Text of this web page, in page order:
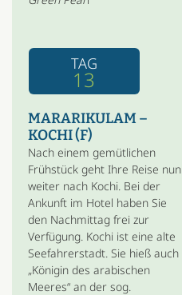
TAG
13
MARARIKULAM –
KOCHI (F)
Nach einem gemütlichen
Frühstück geht Ihre Reise nun
weiter nach Kochi. Bei der
Ankunft im Hotel haben Sie
den Nachmittag frei zur
Verfügung. Kochi ist eine alte
Seefahrerstadt. Sie hieß auch
„Königin des arabischen
Meeres“ an der sog.